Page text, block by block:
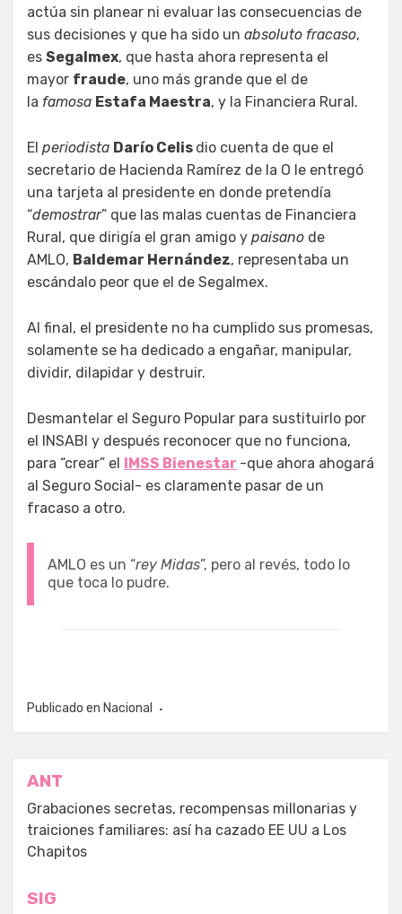
actúa sin planear ni evaluar las consecuencias de
sus decisiones y que ha sido un absoluto fracaso,
es Segalmex, que hasta ahora representa el
mayor fraude, uno más grande que el de
la famosa Estafa Maestra, y la Financiera Rural.
El periodista Darío Celis dio cuenta de que el
secretario de Hacienda Ramírez de la O le entregó
una tarjeta al presidente en donde pretendía
“demostrar” que las malas cuentas de Financiera
Rural, que dirigía el gran amigo y paisano de
AMLO, Baldemar Hernández, representaba un
escándalo peor que el de Segalmex.
Al final, el presidente no ha cumplido sus promesas,
solamente se ha dedicado a engañar, manipular,
dividir, dilapidar y destruir.
Desmantelar el Seguro Popular para sustituirlo por
el INSABI y después reconocer que no funciona,
para “crear” el IMSS Bienestar -que ahora ahogará
al Seguro Social- es claramente pasar de un
fracaso a otro.
AMLO es un “rey Midas”, pero al revés, todo lo
que toca lo pudre.
Publicado en Nacional
Navegación
de
entradas
ANT
Grabaciones secretas, recompensas millonarias y
traiciones familiares: así ha cazado EE UU a Los
Chapitos
SIG